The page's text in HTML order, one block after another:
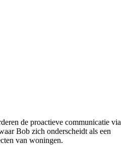
de proactieve communicatie via
Bob zich onderscheidt als een
van woningen.